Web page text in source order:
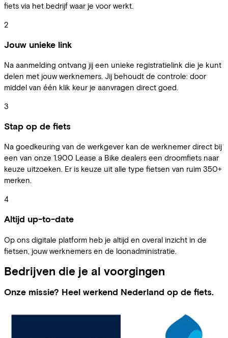
fiets via het bedrijf waar je voor werkt.
2
Jouw unieke link
Na aanmelding ontvang jij een unieke registratielink die je kunt
delen met jouw werknemers. Jij behoudt de controle: door
middel van één klik keur je aanvragen direct goed.
3
Stap op de fiets
Na goedkeuring van de werkgever kan de werknemer direct bij
een van onze 1.900 Lease a Bike dealers een droomfiets naar
keuze uitzoeken. Er is keuze uit alle type fietsen van ruim 350+
merken.
4
Altijd up-to-date
Op ons digitale platform heb je altijd en overal inzicht in de
fietsen, jouw werknemers en de loonadministratie.
Bedrijven die je al voorgingen
Onze missie? Heel werkend Nederland op de fiets.